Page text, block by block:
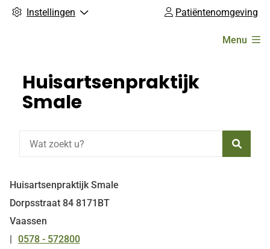
Instellingen Patiëntenomgeving
Menu
Huisartsenpraktijk
Smale
Huisartsenpraktijk Smale
Dorpsstraat 84 8171BT
Vaassen
Tel:
0578 - 572800